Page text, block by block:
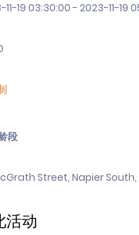
11-19 03:30:00 - 2023-11-19
段
Street, Napier South,
活动